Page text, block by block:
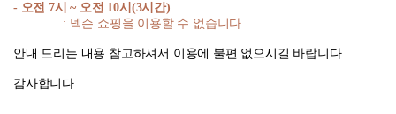
- 오전7시~ 오전 10시 (3시간)
: 넥슨 쇼핑을 이용할 수 없습니다.
안내 드리는 내용 참고하셔서 이용에 불편 없으시길 바랍니다.
감사합니다.